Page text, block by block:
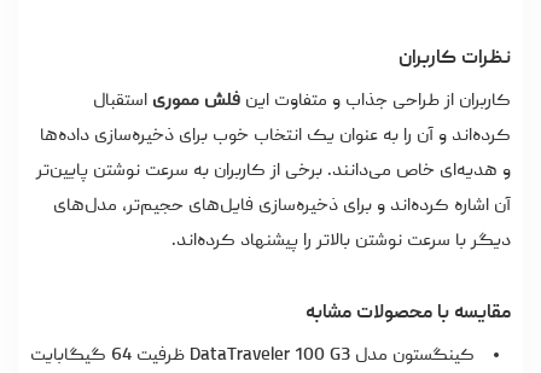
نظرات کاربران
کاربران از طراحی جذاب و متفاوت این فلش مموری استقبال
کرده‌اند و آن را به عنوان یک انتخاب خوب برای ذخیره‌سازی داده‌ها
و هدیه‌ای خاص می‌دانند. برخی از کاربران به سرعت نوشتن پایین‌تر
آن اشاره کرده‌اند و برای ذخیره‌سازی فایل‌های حجیم‌تر، مدل‌های
دیگر با سرعت نوشتن بالاتر را پیشنهاد کرده‌اند.
مقایسه با محصولات مشابه
کینگستون مدل DataTraveler 100 G3 ظرفیت 64 گیگابایت